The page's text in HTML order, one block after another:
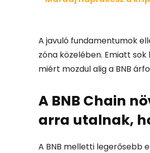
A javuló fundamentumok
zóna közelében. Emiatt
miért mozdul alig a BNB
A BNB Chain
arra utalnak,
A BNB melletti legerősebb